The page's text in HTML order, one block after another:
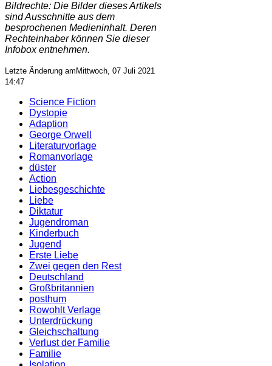
Bildrechte: Die Bilder dieses Artikels
sind Ausschnitte aus dem
besprochenen Medieninhalt. Deren
Rechteinhaber können Sie dieser
Infobox entnehmen.
Letzte Änderung amMittwoch, 07 Juli 2021
14:47
Science Fiction
Dystopie
Adaption
George Orwell
Literaturvorlage
Romanvorlage
düster
Action
Liebesgeschichte
Liebe
Diktatur
Jugendroman
Kinderbuch
Jugend
Erste Liebe
Zwei gegen den Rest
Deutschland
Großbritannien
posthum
Rowohlt Verlage
Unterdrückung
Gleichschaltung
Verlust der Familie
Familie